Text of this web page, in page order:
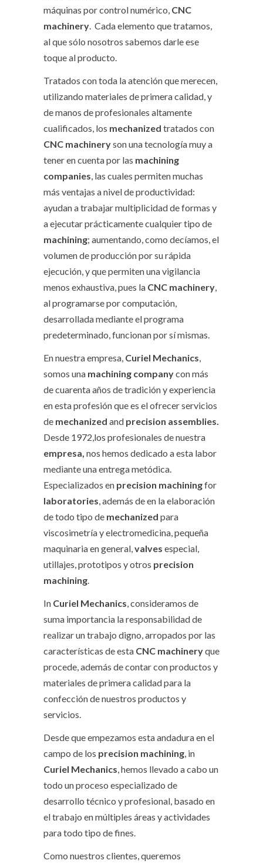
máquinas por control numérico, CNC
machinery. Cada elemento que tratamos,
al que sólo nosotros sabemos darle ese
toque al producto.
Tratados con toda la atención que merecen,
utilizando materiales de primera calidad, y
de manos de profesionales altamente
cualificados, los mechanized tratados con
CNC machineryson una tecnología muy a
tener en cuenta por las machining
companies, las cuales permiten muchas
más ventajas a nivel de productividad:
ayudan a trabajar multiplicidad de formas y
a ejecutar prácticamente cualquier tipo de
machining; aumentando, como decíamos, el
volumen de producción por su rápida
ejecución, y que permiten una vigilancia
menos exhaustiva, pues la CNC machinery,
al programarse por computación,
desarrollada mediante el programa
predeterminado, funcionan por sí mismas.
En nuestra empresa, Curiel Mechanics,
somos una machining companycon más
de cuarenta años de tradición y experiencia
en esta profesión que es el ofrecer servicios
de mechanized and precision assemblies.
Desde 1972,los profesionales de nuestra
empresa, nos hemos dedicado a esta labor
mediante una entrega metódica.
Especializados en precision machiningfor
laboratories, además de en la elaboración
de todo tipo de mechanized para
viscosimetría y electromedicina, pequeña
maquinaria en general,valves especial,
utillajes, prototipos y otros precision
machining.
In Curiel Mechanics, consideramos de
suma importancia la responsabilidad de
realizar un trabajo digno, arropados por las
características de esta CNC machineryque
procede, además de contar con productos y
materiales de primera calidad para la
confección de nuestros productos y
servicios.
Desde que empezamos esta andadura en el
campo de los precision machining, in
Curiel Mechanics, hemos llevado a cabo un
todo un proceso especializado de
desarrollo técnico y profesional, basado en
el trabajo en múltiples áreas y actividades
para todo tipo de fines.
Como nuestros clientes, queremos